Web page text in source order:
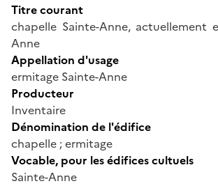
Titre courant
chapelle Sainte-Anne, actuellement
Anne
Appellation d'usage
ermitage Sainte-Anne
Producteur
Inventaire
Dénomination de l'édifice
chapelle ; ermitage
Vocable, pour les édifices cultuels
Sainte-Anne